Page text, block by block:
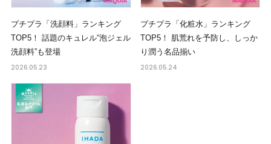
プチプラ「洗顔料」ランキング
TOP5！ 話題のキュレル“泡ジェル
洗顔料”も登場
2026.05.23
プチプラ「化粧水」ランキング
TOP5！ 肌荒れを予防し、しっか
り潤う名品揃い
2026.05.24